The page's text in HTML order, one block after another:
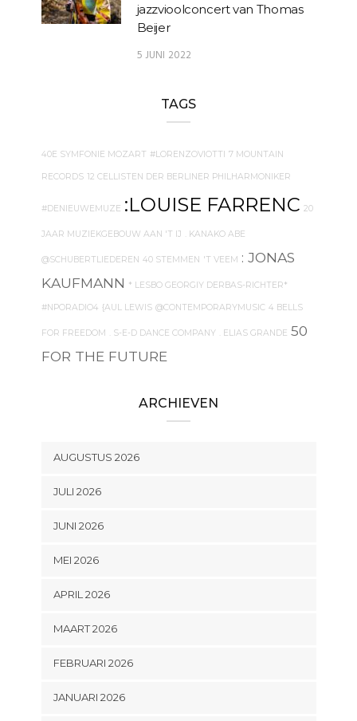
jazzvioolconcert van Thomas
Beijer
5 JUNI 2022
TAGS
40E SYMFONIE MOZART #LORENZOVIOTTI 7 MOUNTAIN
RECORDS 12 CELLISTEN DER BERLINER PHILHARMONIKER
#DENIEUWEMUZE :LOUISE FARRENC 20
JAAR MUZIEKGEBOUW AAN 'T IJ . KANAKO ABE
@SCHUBERTLIEDEREN 40 STEMMEN 'T VEEM : JONAS
KAUFMANN * LESBO GEORGIY DERBAS-RICHTER*
#NPORADIO4 {AUL LEWIS @CONTEMPORARYMUSIC 4 BELLS
FOR FREEDOM . S-E-D DANCE COMPANY . ELIAS GRANDE 50
FOR THE FUTURE
ARCHIEVEN
AUGUSTUS 2026
JULI 2026
JUNI 2026
MEI 2026
APRIL 2026
MAART 2026
FEBRUARI 2026
JANUARI 2026